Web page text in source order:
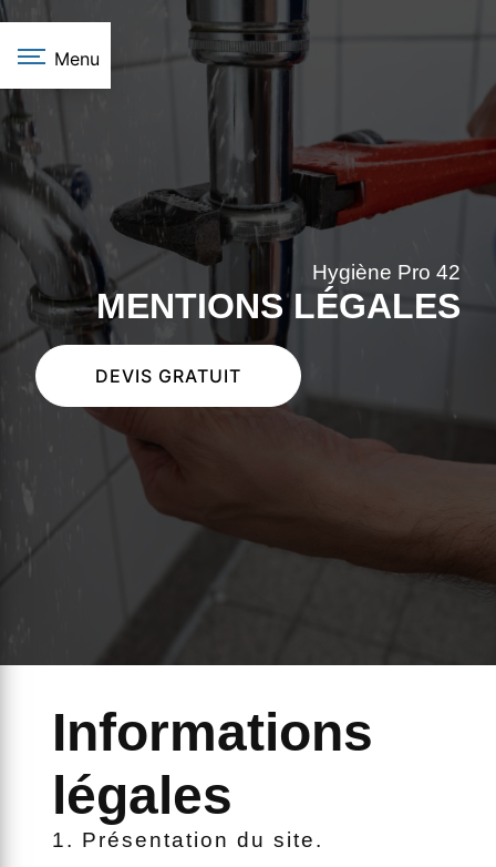
Menu
Hygiène Pro 42
MENTIONS LÉGALES
DEVIS GRATUIT
Informations
légales
1. Présentation du site.
Panneau de gestion des cookies